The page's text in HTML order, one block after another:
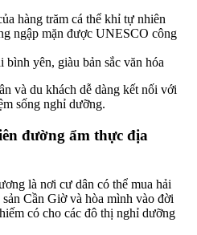
hàng trăm cá thể khỉ tự nhiên
ngập mặn được UNESCO công
yên, giàu bản sắc văn hóa
và du khách dễ dàng kết nối với
sống nghỉ dưỡng.
đường ẩm thực địa
là nơi cư dân có thể mua hải
Cần Giờ và hòa mình vào đời
có cho các đô thị nghỉ dưỡng